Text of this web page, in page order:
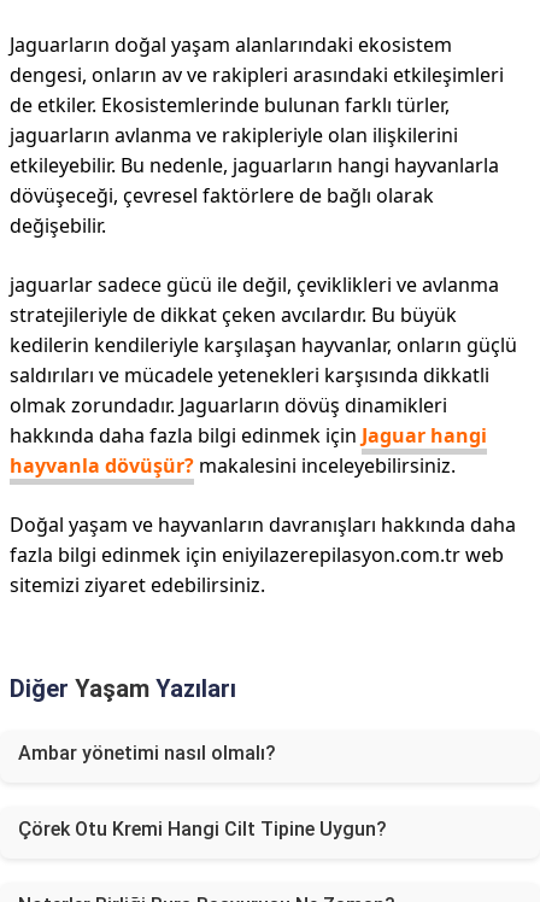
Jaguarların doğal yaşam alanlarındaki ekosistem
dengesi, onların av ve rakipleri arasındaki etkileşimleri
de etkiler. Ekosistemlerinde bulunan farklı türler,
jaguarların avlanma ve rakipleriyle olan ilişkilerini
etkileyebilir. Bu nedenle, jaguarların hangi hayvanlarla
dövüşeceği, çevresel faktörlere de bağlı olarak
değişebilir.
jaguarlar sadece gücü ile değil, çeviklikleri ve avlanma
stratejileriyle de dikkat çeken avcılardır. Bu büyük
kedilerin kendileriyle karşılaşan hayvanlar, onların güçlü
saldırıları ve mücadele yetenekleri karşısında dikkatli
olmak zorundadır. Jaguarların dövüş dinamikleri
hakkında daha fazla bilgi edinmek için Jaguar hangi
hayvanla dövüşür? makalesini inceleyebilirsiniz.
Doğal yaşam ve hayvanların davranışları hakkında daha
fazla bilgi edinmek için eniyilazerepilasyon.com.tr web
sitemizi ziyaret edebilirsiniz.
Diğer Yaşam Yazıları
Ambar yönetimi nasıl olmalı?
Çörek Otu Kremi Hangi Cilt Tipine Uygun?